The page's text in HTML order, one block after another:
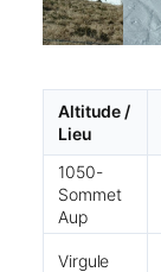
Altitude /
Lieu
1050-
Sommet
Aup
Virgule